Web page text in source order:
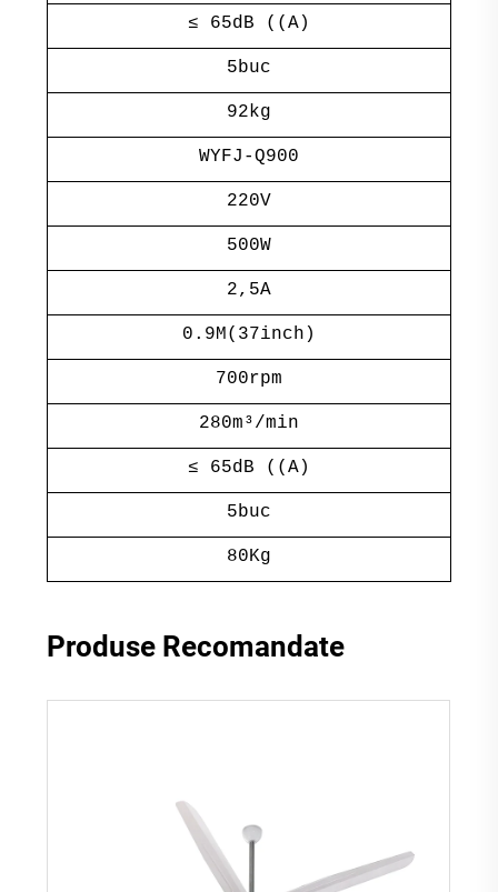
≤ 65dB ((A)
5buc
92kg
WYFJ-Q900
220V
500W
2,5A
0.9M(37inch)
700rpm
280m³/min
≤ 65dB ((A)
5buc
80Kg
Produse Recomandate